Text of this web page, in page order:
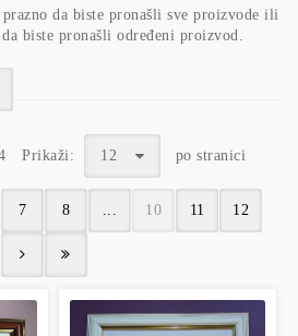
da biste pronašli sve proizvode ili
biste pronašli određeni proizvod.
Prikaži: 12 po stranici
7 8 ... 10 11 12